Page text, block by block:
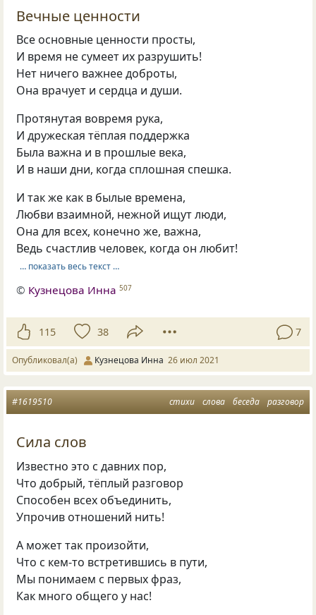
Вечные ценности
Все основные ценности просты,
И время не сумеет их разрушить!
Нет ничего важнее доброты,
Она врачует и сердца и души.
Протянутая вовремя рука,
И дружеская тёплая поддержка
Была важна и в прошлые века,
И в наши дни, когда сплошная спешка.
И так же как в былые времена,
Любви взаимной, нежной ищут люди,
Она для всех, конечно же, важна,
Ведь счастлив человек, когда он любит!
… показать весь текст …
© Кузнецова Инна 507
115 38 7
Опубликовал(а) Кузнецова Инна 26 июл 2021
стихи слова беседа разговор
#1619510
Сила слов
Известно это с давних пор,
Что добрый, тёплый разговор
Способен всех объединить,
Упрочив отношений нить!
А может так произойти,
Что с кем-то встретившись в пути,
Мы понимаем с первых фраз,
Как много общего у нас!